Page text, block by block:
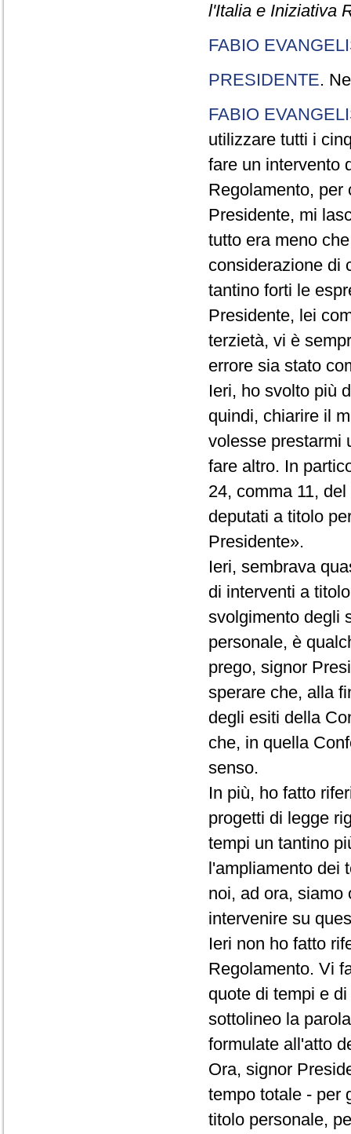
l'Italia e Iniziativa
FABIO
PRESIDENTE.
FABIO
utilizzare tutti i
fare un intervento
Regolamento, per
Presidente, mi
tutto era meno
considerazione di
tantino forti le
Presidente, lei
terzietà, vi è
errore sia stato
Ieri, ho svolto più
quindi, chiarire il
volesse prestarmi
fare altro. In
24, comma 11,
deputati a titolo
Presidente».
Ieri, sembrava
di interventi a
svolgimento degli
personale, è
prego, signor
sperare che, alla
degli esiti della
che, in quella
senso.
In più, ho fatto
progetti di legge
tempi un tantino
l'ampliamento dei
noi, ad ora, siamo
intervenire su
Ieri non ho fatto
Regolamento. Vi
quote di tempi e
sottolineo la
formulate all'atto
Ora, signor
tempo totale - per
titolo personale,